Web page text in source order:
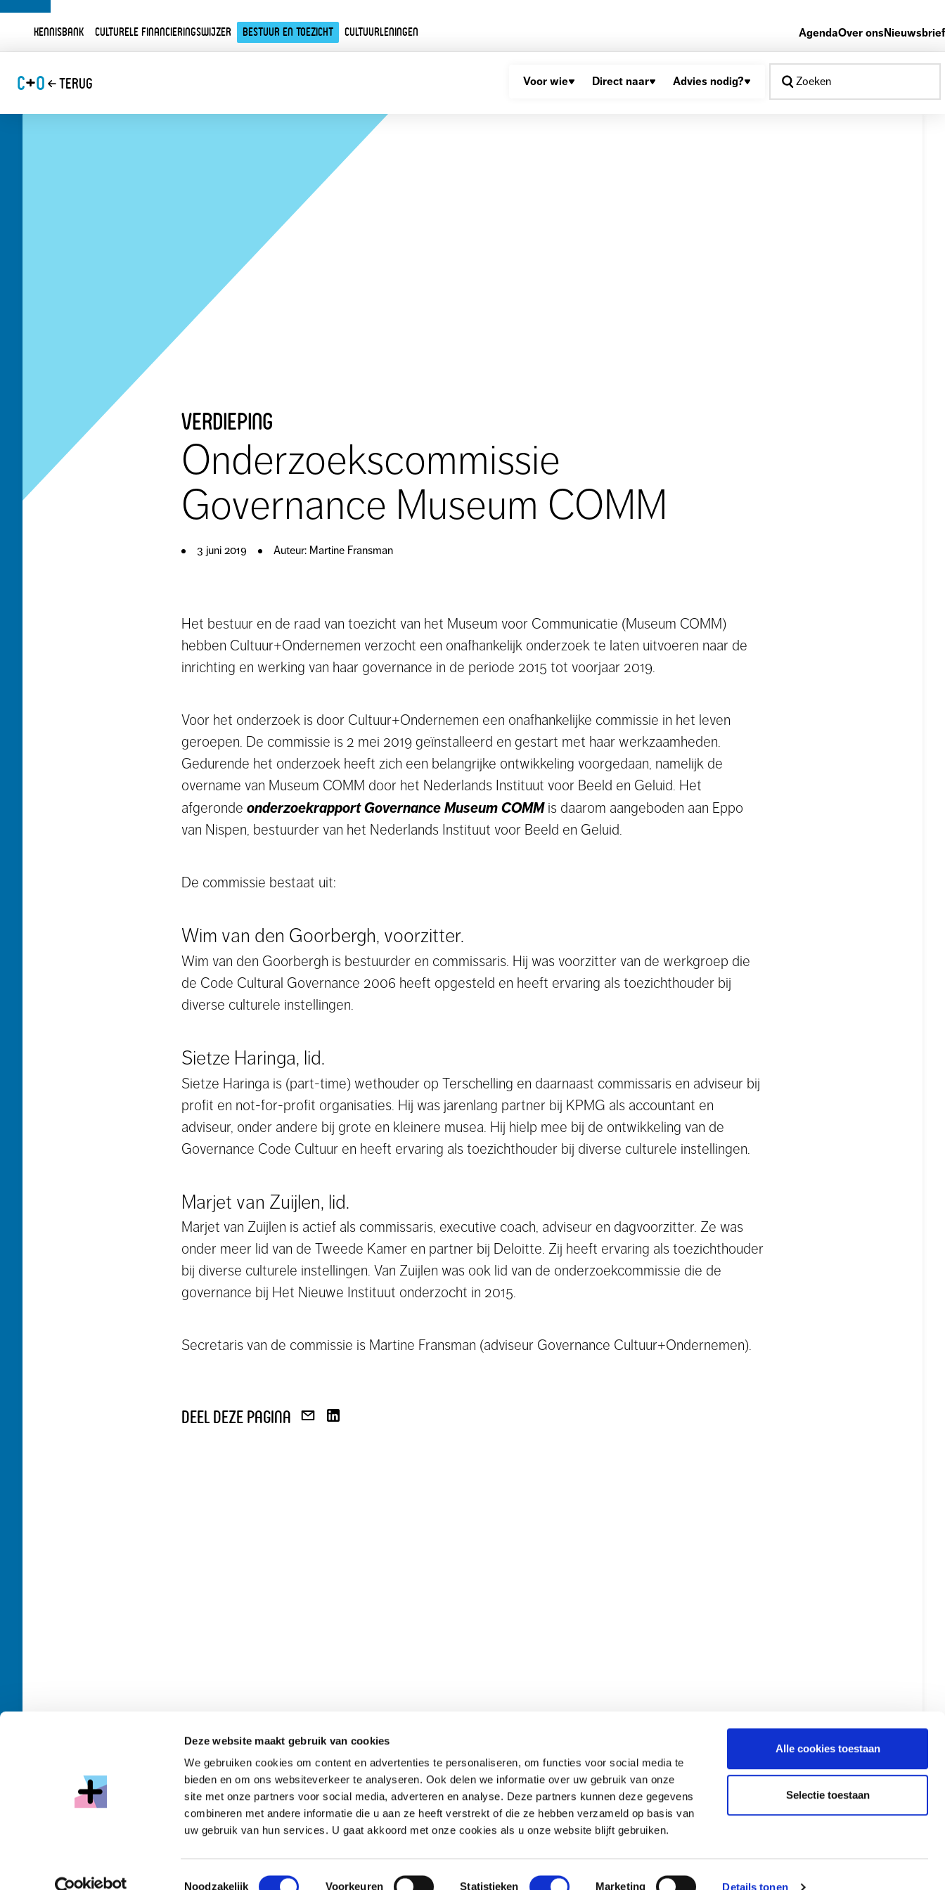
Deze website maakt gebruik van cookies
We gebruiken cookies om content en advertenties te personaliseren, om functies voor social media te
bieden en om ons websiteverkeer te analyseren. Ook delen we informatie over uw gebruik van onze
site met onze partners voor social media, adverteren en analyse. Deze partners kunnen deze gegevens
combineren met andere informatie die u aan ze heeft verstrekt of die ze hebben verzameld op basis van
uw gebruik van hun services. U gaat akkoord met onze cookies als u onze website blijft gebruiken.
Toestemmingsselectie
Noodzakelijk Voorkeuren Statistieken Marketing Details tonen
Alle cookies toestaan
Selectie toestaan
Kennisbank Culturele financieringswijzer Bestuur en toezicht Cultuurleningen AgendaOver onsNieuwsbrief
C+O Terug Voor wie Direct naar Advies nodig? Zoeken
verdieping
Onderzoekscommissie
Governance Museum COMM
3 juni 2019 Auteur: Martine Fransman
Het bestuur en de raad van toezicht van het Museum voor Communicatie (Museum COMM)
hebben Cultuur+Ondernemen verzocht een onafhankelijk onderzoek te laten uitvoeren naar de
inrichting en werking van haar governance in de periode 2015 tot voorjaar 2019.
Voor het onderzoek is door Cultuur+Ondernemen een onafhankelijke commissie in het leven
geroepen. De commissie is 2 mei 2019 geïnstalleerd en gestart met haar werkzaamheden.
Gedurende het onderzoek heeft zich een belangrijke ontwikkeling voorgedaan, namelijk de
overname van Museum COMM door het Nederlands Instituut voor Beeld en Geluid. Het
afgeronde onderzoekrapport Governance Museum COMMis daarom aangeboden aan Eppo
van Nispen, bestuurder van het Nederlands Instituut voor Beeld en Geluid.
De commissie bestaat uit:
Wim van den Goorbergh, voorzitter.
Wim van den Goorbergh is bestuurder en commissaris. Hij was voorzitter van de werkgroep die
de Code Cultural Governance 2006 heeft opgesteld en heeft ervaring als toezichthouder bij
diverse culturele instellingen.
Sietze Haringa, lid.
Sietze Haringa is (part-time) wethouder op Terschelling en daarnaast commissaris en adviseur bij
profit en not-for-profit organisaties. Hij was jarenlang partner bij KPMG als accountant en
adviseur, onder andere bij grote en kleinere musea. Hij hielp mee bij de ontwikkeling van de
Governance Code Cultuur en heeft ervaring als toezichthouder bij diverse culturele instellingen.
Marjet van Zuijlen, lid.
Marjet van Zuijlen is actief als commissaris, executive coach, adviseur en dagvoorzitter. Ze was
onder meer lid van de Tweede Kamer en partner bij Deloitte. Zij heeft ervaring als toezichthouder
bij diverse culturele instellingen. Van Zuijlen was ook lid van de onderzoekcommissie die de
governance bij Het Nieuwe Instituut onderzocht in 2015.
Secretaris van de commissie is Martine Fransman (adviseur Governance Cultuur+Ondernemen).
deel deze pagina
DEEL
DEEL